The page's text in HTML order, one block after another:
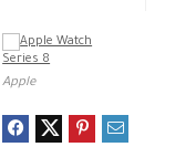
Apple